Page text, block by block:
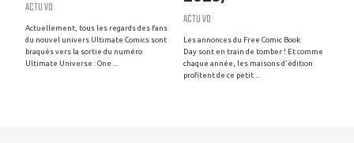
ACTU VO
Actuellement, tous les regards des fans
du nouvel univers Ultimate Comics sont
braqués vers la sortie du numéro
Ultimate Universe : One ...
ACTU VO
Les annonces du Free Comic Book
Day sont en train de tomber ! Et comme
chaque année, les maisons d'édition
profitent de ce petit ...